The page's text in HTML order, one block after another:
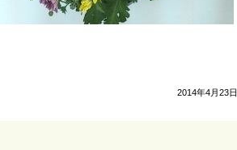
2014年4月23日